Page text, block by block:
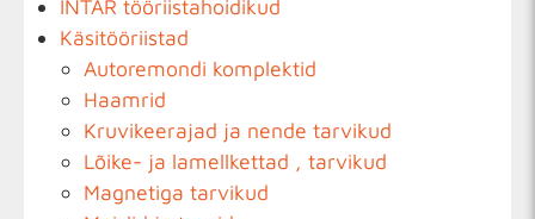
INTAR tööriistahoidikud
Käsitööriistad
Autoremondi komplektid
Haamrid
Kruvikeerajad ja nende tarvikud
Lõike- ja lamellkettad , tarvikud
Magnetiga tarvikud